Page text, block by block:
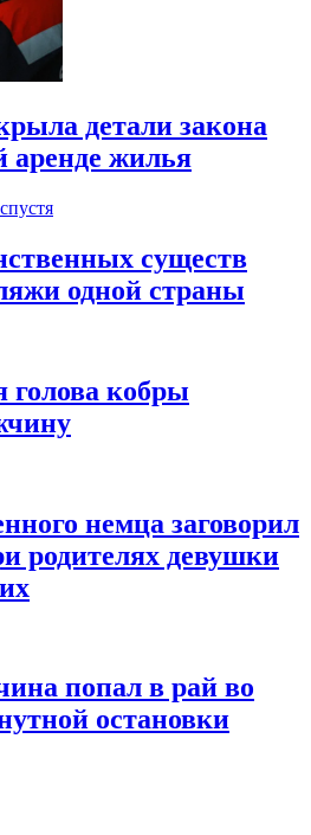
детали закона
аренде жилья
существ
одной страны
голова кобры
немца заговорил
родителях девушки
попал в рай во
остановки